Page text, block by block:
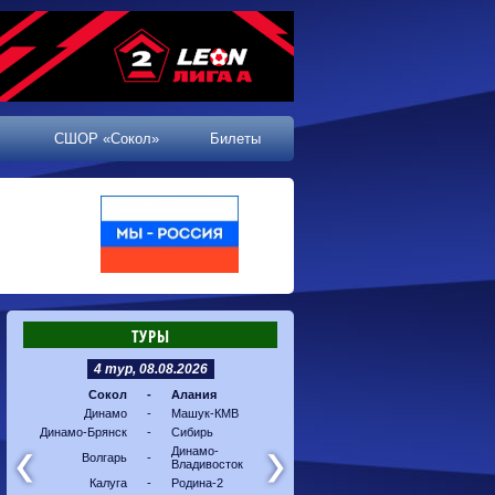
СШОР «Сокол» Билеты
ТУРЫ
4 тур, 08.08.2026
Сокол -
Алания
Динамо
-
Машук-КМВ
Динамо-Брянск
-
Сибирь
Волгарь
-
Динамо-
Владивосток
Калуга
- Родина-2
Сибирь